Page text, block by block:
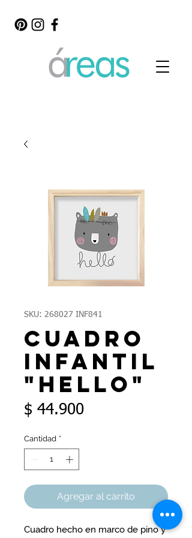
SKU: 268027 INF841
Cuadro
infantil
"hello"
$ 44.900Precio
Cantidad *
Agregar al carrito
Cuadro hecho en marco de pino y